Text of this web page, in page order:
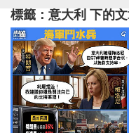
標籤：意大利 下的